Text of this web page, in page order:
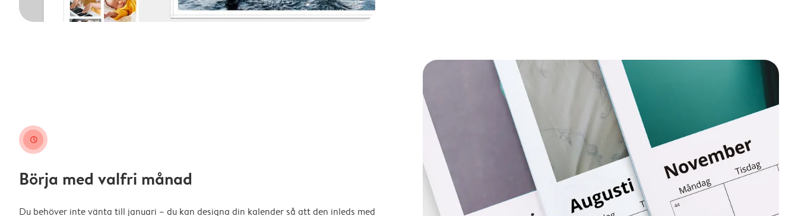
clock
Börja med valfri månad
Du behöver inte vänta till januari – du kan designa din kalender så att den inleds med